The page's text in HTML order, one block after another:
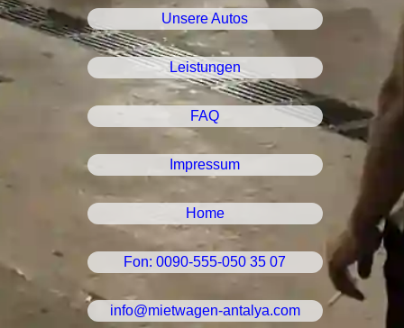
Unsere Autos
Leistungen
FAQ
Impressum
Home
Fon: 0090-555-050 35 07
info@mietwagen-antalya.com